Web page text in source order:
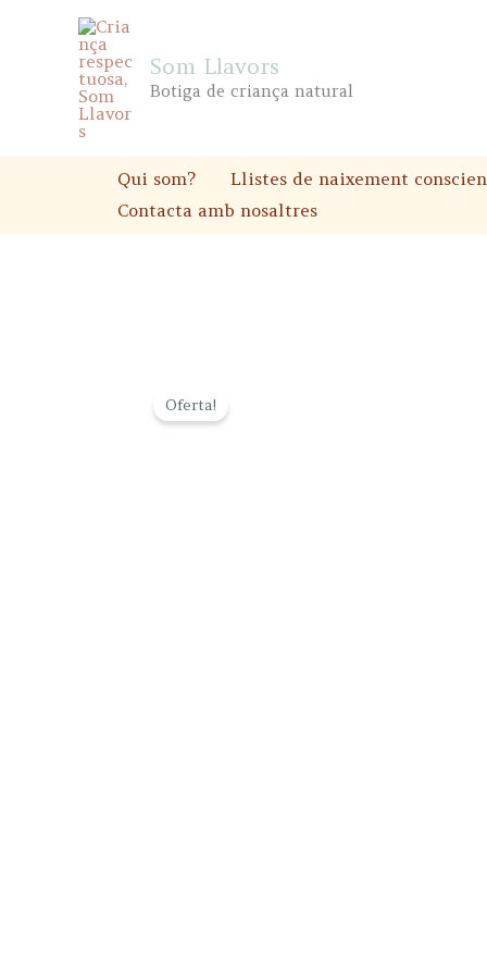
Som Llavors
Botiga de criança natural
Qui som? Llistes de naixement
Contacta amb nosaltres
Oferta!